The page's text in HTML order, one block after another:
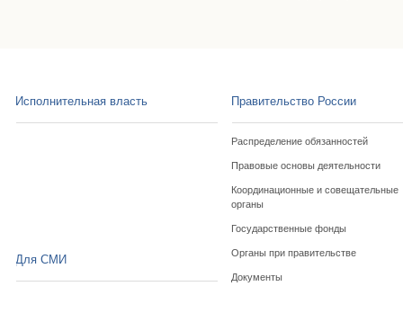
Исполнительная власть Правительство России
Распределение обязанностей
Правовые основы деятельности
Координационные и совещательные
органы
Государственные фонды
Органы при правительстве
Документы
Для СМИ